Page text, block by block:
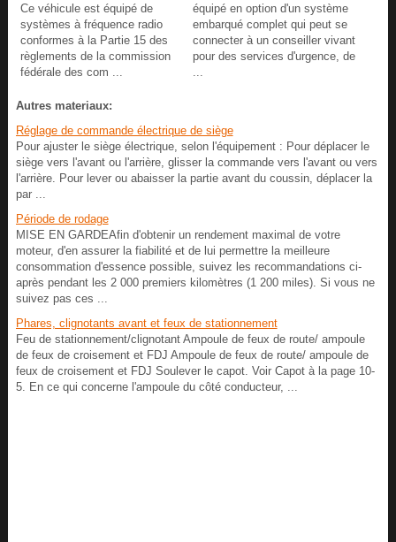
Ce véhicule est équipé de
systèmes à fréquence radio
conformes à la Partie 15 des
règlements de la commission
fédérale des com ...
équipé en option d'un système
embarqué complet qui peut se
connecter à un conseiller vivant
pour des services d'urgence, de
Autres materiaux:
Réglage de commande électrique de siège
Pour ajuster le siège électrique, selon l'équipement : Pour déplacer le
siège vers l'avant ou l'arrière, glisser la commande vers l'avant ou vers
l'arrière. Pour lever ou abaisser la partie avant du coussin, déplacer la
par ...
Période de rodage
MISE EN GARDEAfin d'obtenir un rendement maximal de votre
moteur, d'en assurer la fiabilité et de lui permettre la meilleure
consommation d'essence possible, suivez les recommandations ci-
après pendant les 2 000 premiers kilomètres (1 200 miles). Si vous ne
suivez pas ces ...
Phares, clignotants avant et feux de stationnement
Feu de stationnement/clignotant Ampoule de feux de route/ ampoule
de feux de croisement et FDJ Ampoule de feux de route/ ampoule de
feux de croisement et FDJ Soulever le capot. Voir Capot à la page 10-
5. En ce qui concerne l'ampoule du côté conducteur, ...